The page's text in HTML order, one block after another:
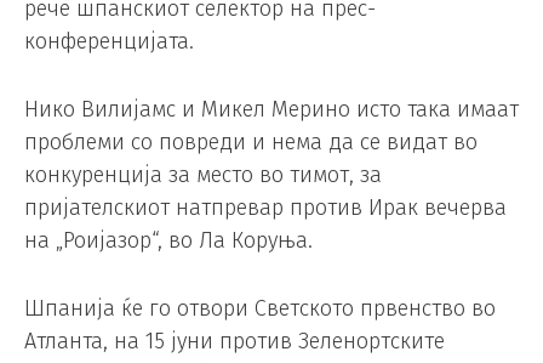
рече шпанскиот селектор на прес-
конференцијата.
Нико Вилијамс и Микел Мерино исто така имаат
проблеми со повреди и нема да се видат во
конкуренција за место во тимот, за
пријателскиот натпревар против Ирак вечерва
на „Роијазор“, во Ла Коруња.
Шпанија ќе го отвори Светското првенство во
Атланта, на 15 јуни против Зеленортските